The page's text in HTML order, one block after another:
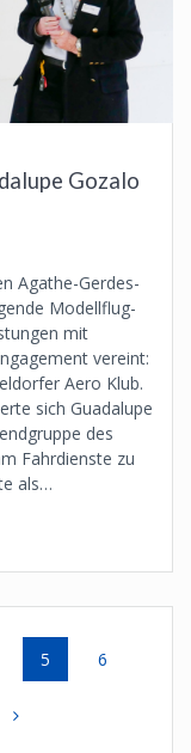
Gozalo
Agathe-Gerdes-
Modellflug-
mit
vereint:
Aero Klub.
sich Guadalupe
des
Fahrdienste zu
als…
Page
5 Page
6